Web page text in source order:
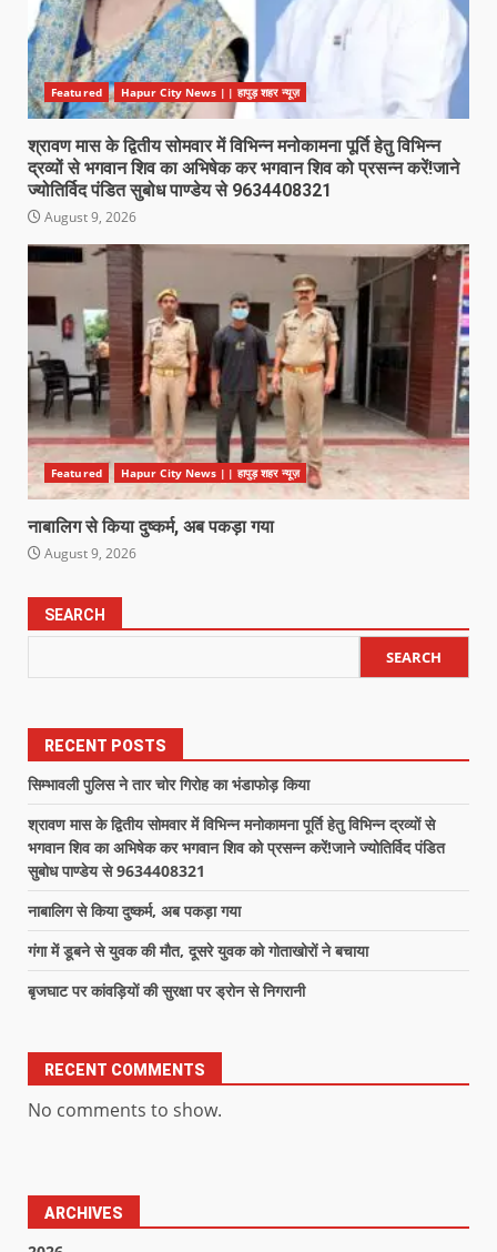
Featured Hapur City News || हापुड़ शहर न्यूज़
श्रावण मास के द्वितीय सोमवार में विभिन्न मनोकामना पूर्ति हेतु विभिन्न
द्रव्यों से भगवान शिव का अभिषेक कर भगवान शिव को प्रसन्न करें!जाने
ज्योतिर्विद पंडित सुबोध पाण्डेय से 9634408321
August 9, 2026
Featured Hapur City News || हापुड़ शहर न्यूज़
नाबालिग से किया दुष्कर्म, अब पकड़ा गया
August 9, 2026
SEARCH
SEARCH
RECENT POSTS
सिम्भावली पुलिस ने तार चोर गिरोह का भंडाफोड़ किया
श्रावण मास के द्वितीय सोमवार में विभिन्न मनोकामना पूर्ति हेतु विभिन्न द्रव्यों से
भगवान शिव का अभिषेक कर भगवान शिव को प्रसन्न करें!जाने ज्योतिर्विद पंडित
सुबोध पाण्डेय से 9634408321
नाबालिग से किया दुष्कर्म, अब पकड़ा गया
गंगा में डूबने से युवक की मौत, दूसरे युवक को गोताखोरों ने बचाया
बृजघाट पर कांवड़ियों की सुरक्षा पर ड्रोन से निगरानी
RECENT COMMENTS
No comments to show.
ARCHIVES